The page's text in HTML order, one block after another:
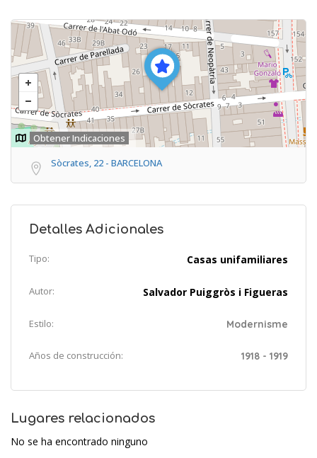
Obtener Indicaciones
Sòcrates, 22 - BARCELONA
Detalles Adicionales
Tipo: Casas unifamiliares
Autor: Salvador Puiggròs i Figueras
Estilo: Modernisme
Años de construcción: 1918 - 1919
Lugares relacionados
No se ha encontrado ninguno